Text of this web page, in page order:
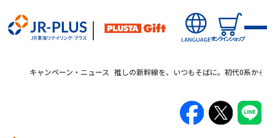
オンラインショップ
キャンペーン・ニュース 推しの新幹線を、いつもそばに。初代0系から